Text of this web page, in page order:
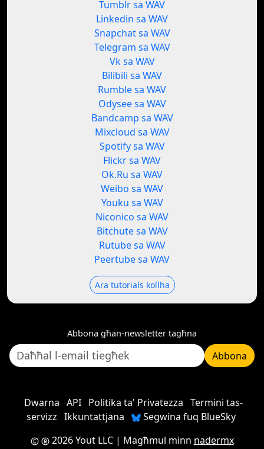
Tumblr sa WAV
Linkedin sa WAV
Snapchat sa WAV
Telegram sa WAV
Vk sa WAV
Bilibili sa WAV
Rumble sa WAV
Odysee sa WAV
Bandcamp sa WAV
Mixcloud sa WAV
Spotify sa WAV
Flickr sa WAV
Ok.Ru sa WAV
Weibo sa WAV
Youku sa WAV
Niconico sa WAV
Bitchute sa WAV
Rutube sa WAV
Peertube sa WAV
Ara tutorials kollha
Abbona għan-newsletter tagħna
Abbona
Dwarna API Politika ta' Privatezza Termini tas-
servizz Ikkuntattjana
Segwina fuq BlueSky
2026 Yout LLC| Magħmul minn nadermx